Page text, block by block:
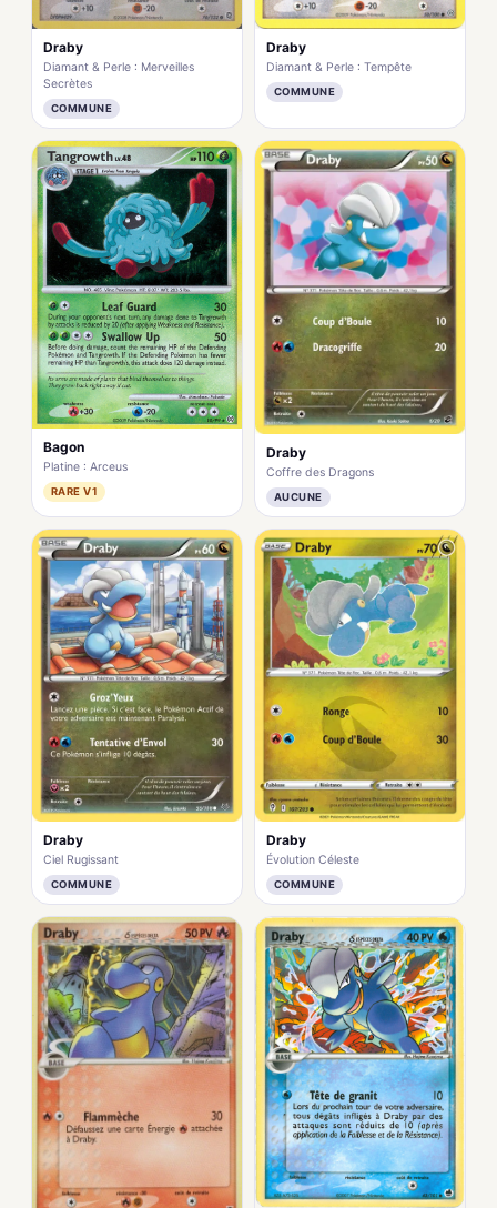
Draby
Diamant & Perle : Merveilles
Secrètes
COMMUNE
Draby
Diamant & Perle : Tempête
COMMUNE
Bagon
Platine : Arceus
RARE V1
Draby
Coffre des Dragons
AUCUNE
Draby
Ciel Rugissant
COMMUNE
Draby
Évolution Céleste
COMMUNE